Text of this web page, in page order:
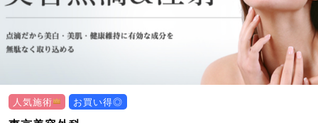
人気施術 お買い得◎